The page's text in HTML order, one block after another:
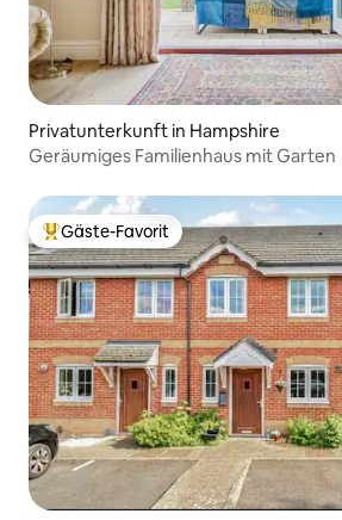
Privatunterkunft in Hampshire
Geräumiges Familienhaus mit Garten
Beliebter Gäste-Favorit.
Gäste-Favorit